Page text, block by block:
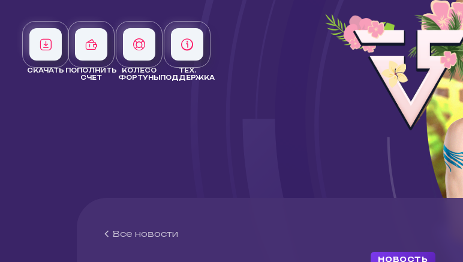
СКАЧАТЬ ПОПОЛНИТЬ
СЧЕТ
КОЛЕСО
ФОРТУНЫ
ТЕХ.
ПОДДЕРЖКА
Все новости
НОВОСТЬ